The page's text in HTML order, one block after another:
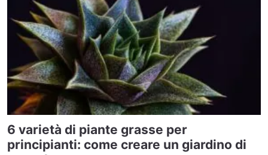
6 varietà di piante grasse per
principianti: come creare un giardino di